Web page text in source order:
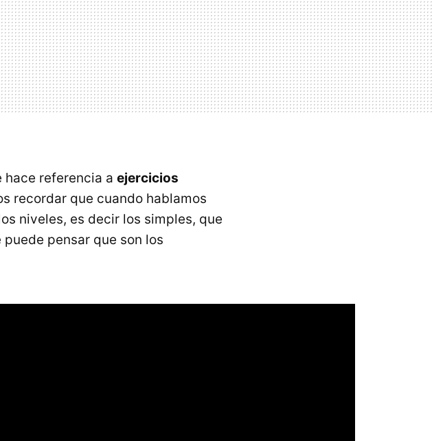
hace referencia a ejercicios
recordar que cuando hablamos
niveles, es decir los simples, que
pensar que son los